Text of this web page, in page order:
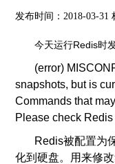
发布时间：2018-03-31
今天运行Redis时
(error)
snapshots, but is
Commands that
Please check
Redis被配置为
化到硬盘。用来修